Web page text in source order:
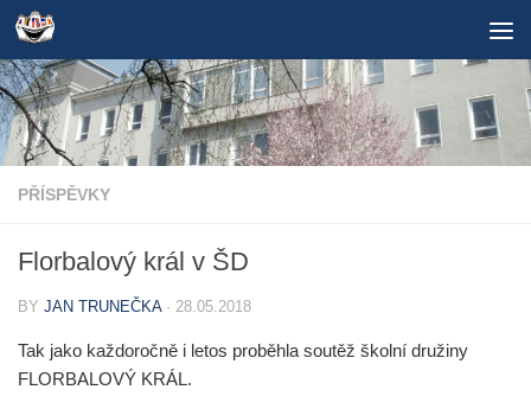
Skip to content
PŘÍSPĚVKY
Florbalový král v ŠD
BY JAN TRUNEČKA · 28.05.2018
Tak jako každoročně i letos proběhla soutěž školní družiny
FLORBALOVÝ KRÁL.